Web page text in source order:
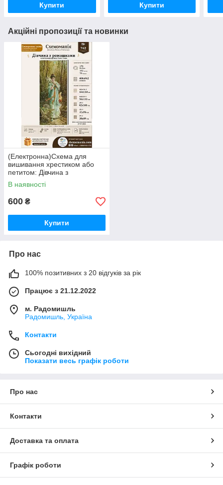
Купити Купити
Акційні пропозиції та новинки
(Електронна)Схема для
вишивання хрестиком або
петитом: Дівчина з
ромашками
В наявності
600 ₴
Купити
Про нас
100% позитивних з 20 відгуків за рік
Працює з 21.12.2022
м. Радомишль
Радомишль, Україна
Контакти
Сьогодні вихідний
Показати весь графік роботи
Про нас
Контакти
Доставка та оплата
Графік роботи